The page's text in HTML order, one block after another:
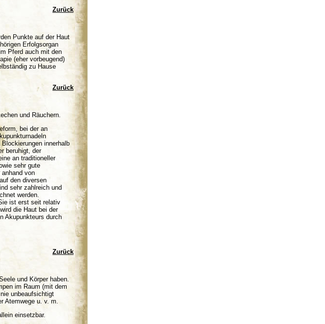
Zurück
Punkte auf der Haut
Erfolgsorgan
Pferd auch mit den
(eher vorbeugend)
zu Hause
Zurück
und Räuchern.
bei der an
innerhalb
beruhigt, der
an traditioneller
sehr gute
von
den diversen
sehr zahlreich und
werden.
ist erst seit relativ
die Haut bei der
Akupunkteurs durch
Zurück
und Körper haben.
im Raum (mit dem
unbeaufsichtigt
Atemwege u. v. m.
einsetzbar.